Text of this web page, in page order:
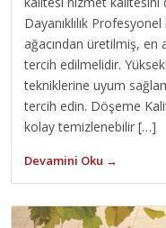
Dayanıklılık
ağacından üretilmiş, en
tercih edilmelidir.
tekniklerine uyum
tercih edin. Döşeme
kolay temizlenebilir […]
Devamini Oku →